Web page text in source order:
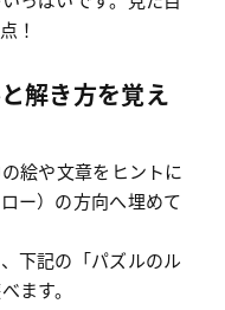
！
解き方を覚え
絵や文章をヒントに
ー）の方向へ埋めて
下記の「パズルのル
ます。